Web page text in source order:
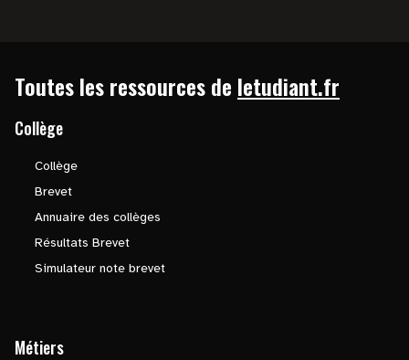
Toutes les ressources de letudiant.fr
Collège
Collège
Brevet
Annuaire des collèges
Résultats Brevet
Simulateur note brevet
Métiers